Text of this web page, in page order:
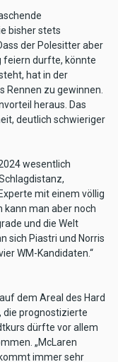
bisher stets
der Polesitter aber
feiern durfte, könnte
hat in der
Rennen zu gewinnen.
heraus. Das
deutlich schwieriger
wesentlich
mit einem völlig
kann man aber noch
und die Welt
sich Piastri und Norris
WM-Kandidaten.“
dem Areal des Hard
die prognostizierte
dürfte vor allem
„McLaren
immer sehr